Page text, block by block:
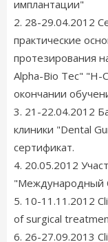
имплантации"
2. 28-29.04.2012
практические
протезирования
Alpha-Bio Tec" "Н-
окончании
3. 21-22.04.2012
клиники "Dental
сертификат.
4. 20.05.2012
"Международный
5. 10-11.11.2012
of surgical
6. 26-27.09.2013